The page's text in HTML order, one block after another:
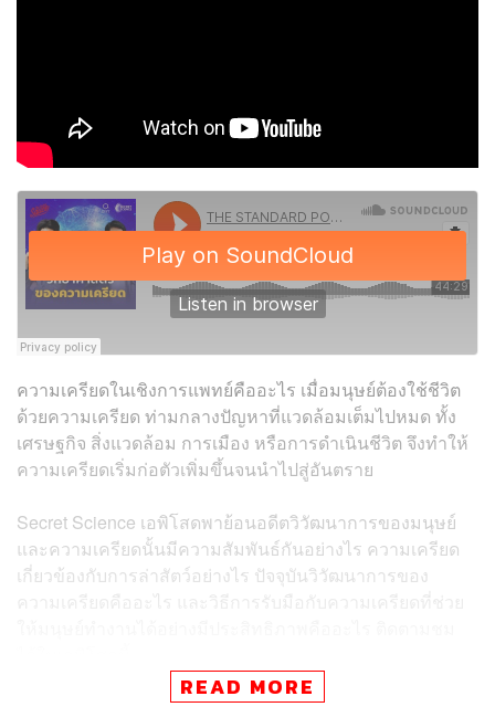
ความเครียดในเชิงการแพทย์คืออะไร เมื่อมนุษย์ต้องใช้ชีวิต
ด้วยความเครียด ท่ามกลางปัญหาที่แวดล้อมเต็มไปหมด ทั้ง
เศรษฐกิจ สิ่งแวดล้อม การเมือง หรือการดำเนินชีวิต จึงทำให้
ความเครียดเริ่มก่อตัวเพิ่มขึ้นจนนำไปสู่อันตราย
Secret Science เอพิโสดพาย้อนอดีตวิวัฒนาการของมนุษย์
และความเครียดนั้นมีความสัมพันธ์กันอย่างไร ความเครียด
เกี่ยวข้องกับการล่าสัตว์อย่างไร ปัจจุบันวิวัฒนาการของ
READ MORE